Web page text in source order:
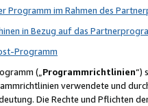
Programm im Rahmen des
in Bezug auf das
Programm
(„Programmrichtlinien“)
verwendete und
Die Rechte und Pflichten